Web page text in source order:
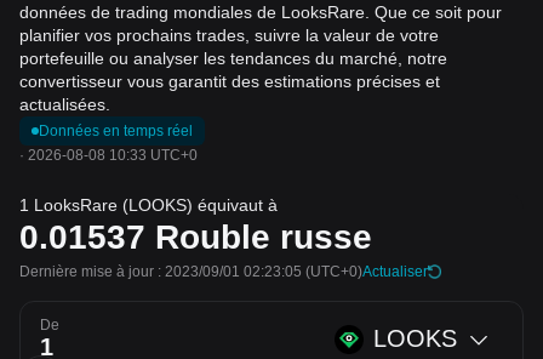
données de trading mondiales de LooksRare. Que ce soit pour
planifier vos prochains trades, suivre la valeur de votre
portefeuille ou analyser les tendances du marché, notre
convertisseur vous garantit des estimations précises et
actualisées.
Données en temps réel
· 2026-08-08 10:33 UTC+0
1 LooksRare (LOOKS) équivaut à
0.01537 Rouble russe
Dernière mise à jour : 2023/09/01 02:23:05 (UTC+0)Actualiser
De LOOKS